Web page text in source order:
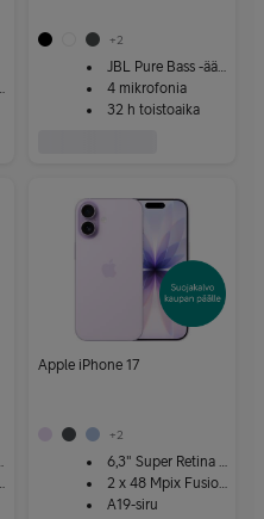
+2
JBL Pure Bass -ääni
4 mikrofonia
32 h toistoaika
Apple iPhone 17
+2
6,3" Super Retina XDR
2 x 48 Mpix Fusion-kamera
A19-siru